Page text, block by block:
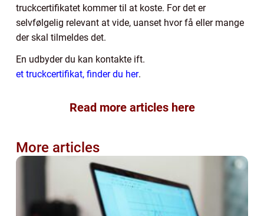
truckcertifikatet kommer til at koste. For det er
selvfølgelig relevant at vide, uanset hvor få eller mange
der skal tilmeldes det.
En udbyder du kan kontakte ift.
et truckcertifikat, finder du her.
Read more articles here
More articles